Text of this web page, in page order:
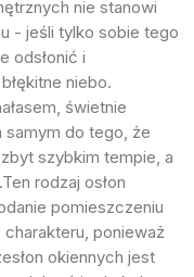
nie stanowi
- jeśli tylko sobie tego
odsłonić i
niebo.
świetnie
samym do tego, że
szybkim tempie, a
rodzaj osłon
pomieszczeniu
ponieważ
okiennych jest